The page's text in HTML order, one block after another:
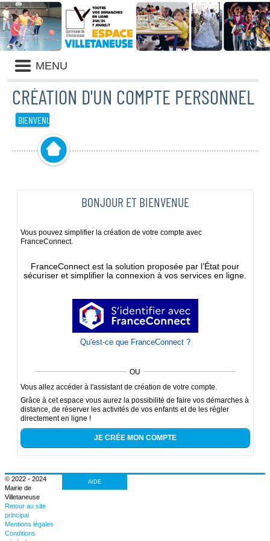
Liste
des
avertissements
MENU
CRÉATION D'UN COMPTE PERSONNEL
BIENVENUE
BONJOUR ET BIENVENUE
Vous pouvez simplifier la création de votre compte avec
FranceConnect.
FranceConnect est la solution proposée par l’État pour
sécuriser et simplifier la connexion à vos services en ligne.
Qu'est-ce que FranceConnect ?
OU
Vous allez accéder à l'assistant de création de votre compte.
Grâce à cet espace vous aurez la possibilité de faire vos démarches à
distance, de réserver les activités de vos enfants et de les régler
directement en ligne !
JE CRÉE MON COMPTE
© 2022 - 2024
Mairie de
Villetaneuse
Retour au site
principal
Mentions légales
Conditions
AIDE